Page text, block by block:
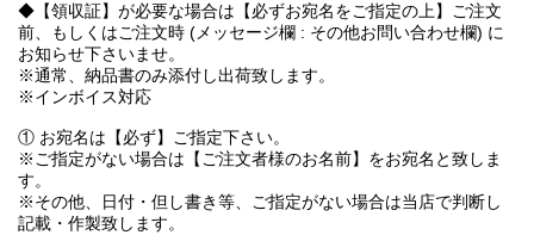
◆【領収証】が必要な場合は【必ずお宛名をご指定の上】ご注文
前、もしくはご注文時 (メッセージ欄 : その他お問い合わせ欄) に
お知らせ下さいませ。
※通常、納品書のみ添付し出荷致します。
※インボイス対応
① お宛名は【必ず】ご指定下さい。
※ご指定がない場合は【ご注文者様のお名前】をお宛名と致しま
す。
※その他、日付・但し書き等、ご指定がない場合は当店で判断し
記載・作製致します。